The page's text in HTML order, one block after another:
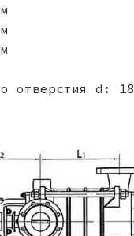
отверстия d: